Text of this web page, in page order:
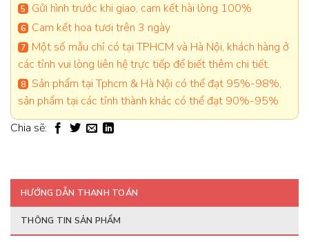
Gửi hình trước khi giao, cam kết hài lòng 100%
Cam kết hoa tươi trên 3 ngày
Một số mẫu chỉ có tại TPHCM và Hà Nội, khách hàng ở
các tỉnh vui lòng liên hệ trực tiếp để biết thêm chi tiết.
Sản phẩm tại Tphcm & Hà Nội có thể đạt 95%-98%,
sản phẩm tại các tỉnh thành khác có thể đạt 90%-95%
Chia sẽ:
HƯỚNG DẪN THANH TOÁN
THÔNG TIN SẢN PHẨM